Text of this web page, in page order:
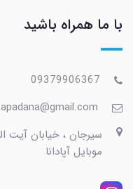
با ما همراه باشید
09379906367
سیرجان ، خیابان آیت
موبایل آپادانا